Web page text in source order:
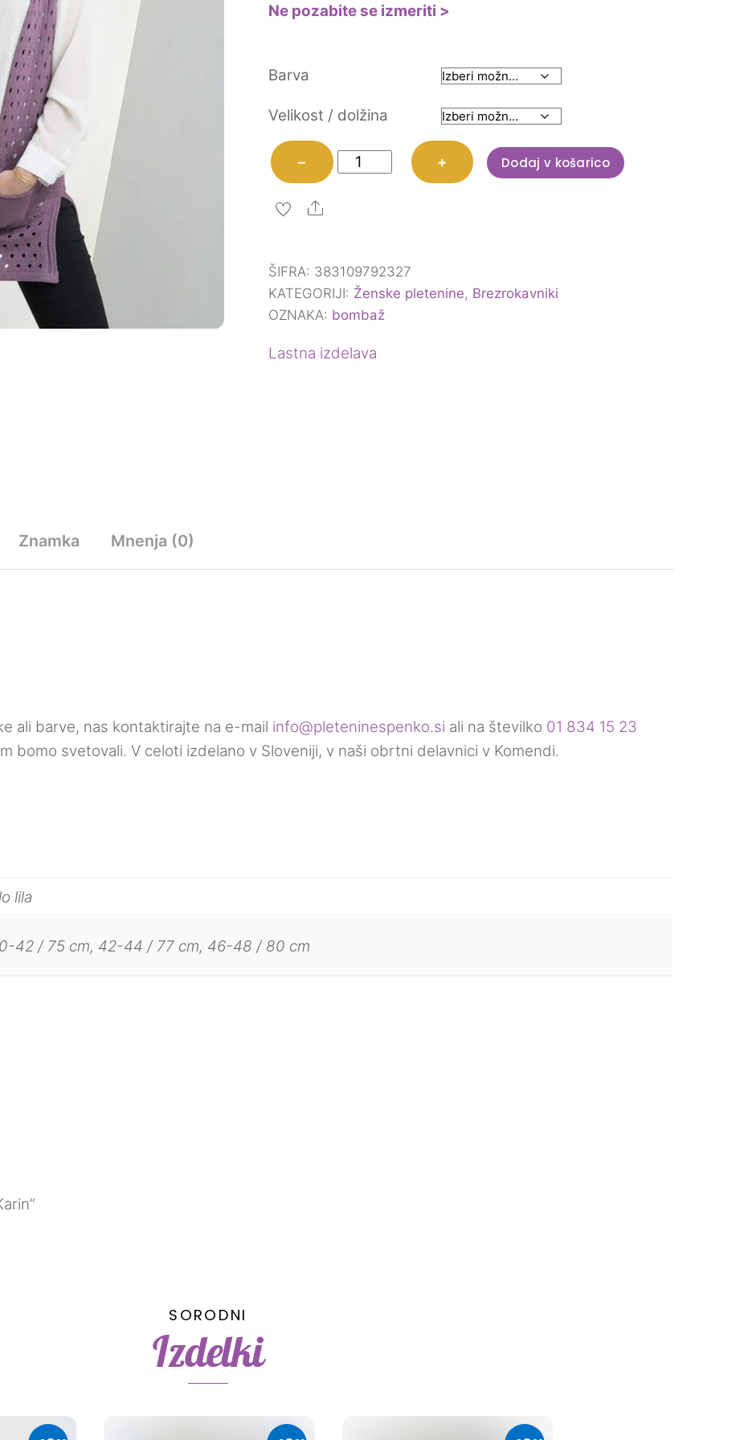
Ne pozabite se izmeriti >
Barva
Velikost / dolžina
−
Brezrokavnik
Karin
+ Dodaj v košarico
Share
ŠIFRA: 383109792327
KATEGORIJI: Ženske pletenine, Brezrokavniki
OZNAKA: bombaž
Lastna izdelava
Znamka Mnenja (0)
ali barve, nas kontaktirajte na e-mail info@pleteninespenko.si ali na številko 01 834 15 23
bomo svetovali. V celoti izdelano v Sloveniji, v naši obrtni delavnici v Komendi.
lila
42 / 75 cm, 42-44 / 77 cm, 46-48 / 80 cm
SORODNI
Izdelki